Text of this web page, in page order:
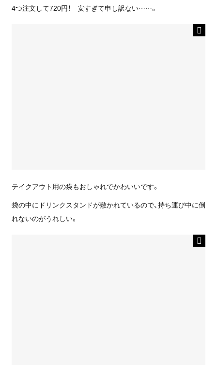
4つ注文して720円！ 安すぎて申し訳ない……。
テイクアウト用の袋もおしゃれでかわいいです。
袋の中にドリンクスタンドが敷かれているので、持ち運び中に倒
れないのがうれしい。